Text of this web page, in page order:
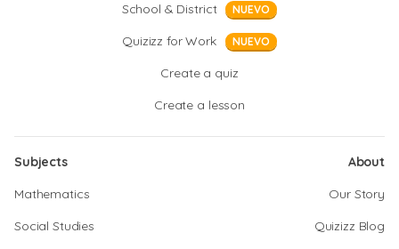
School & District
NUEVO
Quizizz for Work NUEVO
Create a quiz
Create a lesson
Subjects
Mathematics
Social Studies
About
Our Story
Quizizz Blog